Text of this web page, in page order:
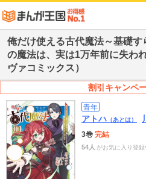
俺だけ使える古代魔法～基礎
の魔法は、実は1万年前に失わ
ヴァコミックス）
割引キャンペ
青年
アトハ （あとは）
3巻 完結
54人 がお気に入り登録